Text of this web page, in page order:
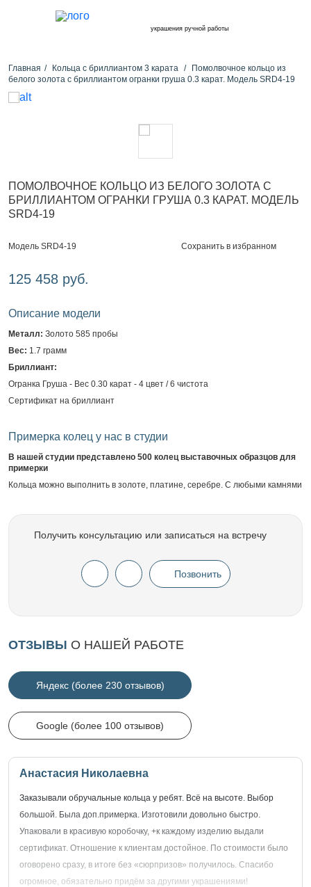
украшения ручной работы
Главная Кольца с бриллиантом 3 карата
Помолвочное кольцо из
белого золота с бриллиантом огранки груша 0.3 карат. Модель SRD4-19
ПОМОЛВОЧНОЕ КОЛЬЦО ИЗ БЕЛОГО ЗОЛОТА С
БРИЛЛИАНТОМ ОГРАНКИ ГРУША 0.3 КАРАТ. МОДЕЛЬ
SRD4-19
Модель SRD4-19 Сохранить в избранном
125 458 руб.
Описание модели
Металл: Золото 585 пробы
Вес: 1.7 грамм
Бриллиант:
Огранка Груша - Вес 0.30 карат - 4 цвет / 6 чистота
Сертификат на бриллиант
Примерка колец у нас в студии
В нашей студии представлено 500 колец выставочных образцов для
примерки
Кольца можно выполнить в золоте, платине, серебре. С любыми камнями
Получить консультацию или записаться на встречу
Позвонить
ОТЗЫВЫ О НАШЕЙ РАБОТЕ
Яндекс (более 230 отзывов)
Google (более 100 отзывов)
Анастасия Николаевна
Заказывали обручальные кольца у ребят. Всё на высоте. Выбор
большой. Была доп.примерка. Изготовили довольно быстро.
Упаковали в красивую коробочку, +к каждому изделию выдали
сертификат. Отношение к клиентам достойное. По стоимости было
оговорено сразу, в итоге без «сюрпризов» получилось. Спасибо
огромное, обязательно придём за другими украшениями!